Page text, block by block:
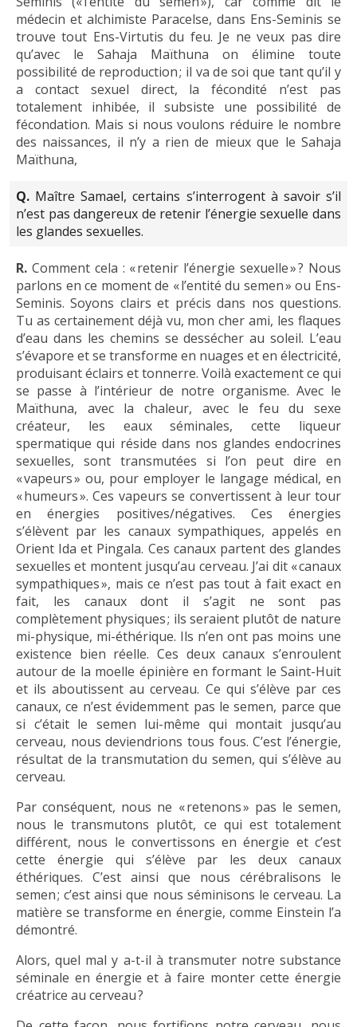
médecin et alchimiste Paracelse, dans Ens-Seminis se
trouve tout Ens-Virtutis du feu. Je ne veux pas dire
qu’avec le Sahaja Maïthuna on élimine toute
possibilité de reproduction ; il va de soi que tant qu’il y
a contact sexuel direct, la fécondité n’est pas
totalement inhibée, il subsiste une possibilité de
fécondation. Mais si nous voulons réduire le nombre
des naissances, il n’y a rien de mieux que le Sahaja
Maïthuna,
Q. Maître Samael, certains s’interrogent à savoir s’il
n’est pas dangereux de retenir l’énergie sexuelle dans
les glandes sexuelles.
R. Comment cela : « retenir l’énergie sexuelle » ? Nous
parlons en ce moment de « l’entité du semen » ou Ens-
Seminis. Soyons clairs et précis dans nos questions.
Tu as certainement déjà vu, mon cher ami, les flaques
d’eau dans les chemins se dessécher au soleil. L’eau
s’évapore et se transforme en nuages et en électricité,
produisant éclairs et tonnerre. Voilà exactement ce qui
se passe à l’intérieur de notre organisme. Avec le
Maïthuna, avec la chaleur, avec le feu du sexe
créateur, les eaux séminales, cette liqueur
spermatique qui réside dans nos glandes endocrines
sexuelles, sont transmutées si l’on peut dire en
« vapeurs » ou, pour employer le langage médical, en
« humeurs ». Ces vapeurs se convertissent à leur tour
en énergies positives/négatives. Ces énergies
s’élèvent par les canaux sympathiques, appelés en
Orient Ida et Pingala. Ces canaux partent des glandes
sexuelles et montent jusqu’au cerveau. J’ai dit « canaux
sympathiques », mais ce n’est pas tout à fait exact en
fait, les canaux dont il s’agit ne sont pas
complètement physiques ; ils seraient plutôt de nature
mi-physique, mi-éthérique. Ils n’en ont pas moins une
existence bien réelle. Ces deux canaux s’enroulent
autour de la moelle épinière en formant le Saint-Huit
et ils aboutissent au cerveau. Ce qui s’élève par ces
canaux, ce n’est évidemment pas le semen, parce que
si c’était le semen lui-même qui montait jusqu’au
cerveau, nous deviendrions tous fous. C’est l’énergie,
résultat de la transmutation du semen, qui s’élève au
cerveau.
Par conséquent, nous ne « retenons » pas le semen,
nous le transmutons plutôt, ce qui est totalement
différent, nous le convertissons en énergie et c’est
cette énergie qui s’élève par les deux canaux
éthériques. C’est ainsi que nous cérébralisons le
semen ; c’est ainsi que nous séminisons le cerveau. La
matière se transforme en énergie, comme Einstein l’a
démontré.
Alors, quel mal y a-t-il à transmuter notre substance
séminale en énergie et à faire monter cette énergie
créatrice au cerveau ?